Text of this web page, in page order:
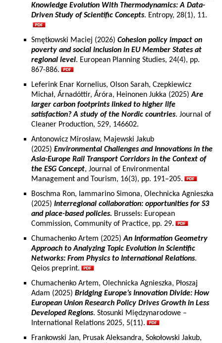
Knowledge Evolution With Thermodynamics: A Data-
Driven Study of Scientific Concepts. Entropy, 28(1), 11.
Smętkowski Maciej (2026) Cohesion policy impact on
poverty and social inclusion in EU Member States at
regional level. European Planning Studies, 24(4), pp.
867-886.
Leferink Enar Kornelius, Olson Sarah, Czepkiewicz
Michał, Árnadóttir, Áróra, Heinonen Jukka (2025)Are
larger carbon footprints linked to higher life
satisfaction? A study of the Nordic countries. Journal of
Cleaner Production, 529, 146602.
Antonowicz Mirosław, Majewski Jakub
(2025) Environmental Challenges and Innovations in the
Asia-Europe Rail Transport Corridors in the Context of
the ESG Concept, Journal of Environmental
Management and Tourism, 16(3), pp. 191–205.
Boschma Ron, Iammarino Simona, Olechnicka Agnieszka
(2025) Interregional collaboration: opportunities for S3
and place-based policies. Brussels: European
Commission, Community of Practice, pp. 29.
Chumachenko Artem (2025)An Information Geometry
Approach to Analyzing Topic Evolution in Scientific
Networks: From Physics to International Relations.
Qeios preprint.
Chumachenko Artem, Olechnicka Agnieszka, Płoszaj
Adam (2025) Bridging Europe’s Innovation Divide: How
European Union Research Policy Drives Growth in Less
Developed Regions. Stosunki Międzynarodowe –
International Relations 2025, 5(11).
Frankowski Jan, Prusak Aleksandra, Sokołowski Jakub,